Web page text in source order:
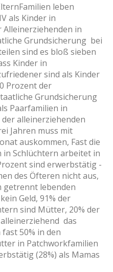
leben
als Kinder in
Alleinerziehenden in
Grundsicherung ­ bei
sind es bloß sieben
Kinder in
sind als Kinder
Prozent der
Grundsicherung
Paarfamilien in
alleinerziehenden
Jahren muss mit
auskommen, Fast die
in Schlüchtern arbeitet in
sind erwerbstätig
des Öfteren nicht aus,
getrennt lebenden
Geld, 91% der
sind Mütter, 20% der
das
50% in den
in Patchworkfamilien
(28%) als Mamas